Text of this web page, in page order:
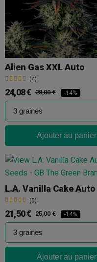
Alien Gas XXL Auto
(4)
24,08 € 28,00 € -14%
Ajouter au panier
L.A. Vanilla Cake Auto
(5)
21,50 € 25,00 € -14%
Ajouter au panier